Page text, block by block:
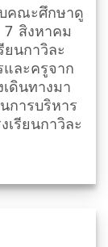
คณะศึกษาดู
7 สิงหาคม
ยนกาวิละ
ละครูจาก
ดินทางมา
การบริหาร
รียนกาวิละ